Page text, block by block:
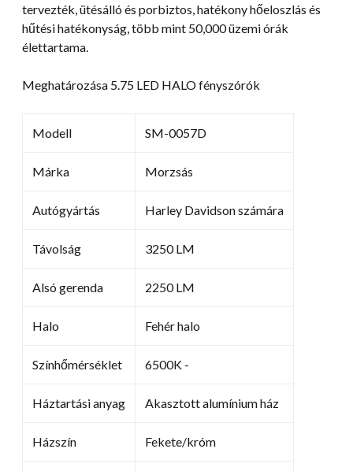
tervezték, ütésálló és porbiztos, hatékony hőeloszlás és
hűtési hatékonyság, több mint 50,000 üzemi órák
élettartama.
Meghatározása 5.75 LED HALO fényszórók
Modell SM-0057D
Márka Morzsás
Autógyártás Harley Davidson számára
Távolság 3250 LM
Alsó gerenda 2250 LM
Halo Fehér halo
Színhőmérséklet 6500K -
Háztartási anyag Akasztott alumínium ház
Házszín Fekete/króm